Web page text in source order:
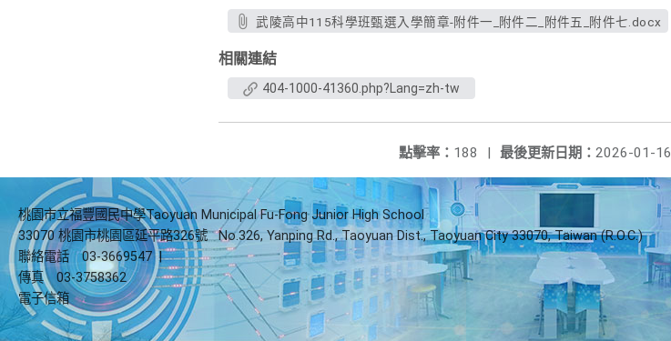
武陵高中115科學班甄選入學簡章-附件一_附件二_附件五_附件七.docx
相關連結
404-1000-41360.php?Lang=zh-tw
最後更新日期： 2026-01-16
點擊率： 188 |
桃園市立福豐國民中學Taoyuan Municipal Fu-Fong Junior High School
33070 桃園市桃園區延平路326號
No.326, Yanping Rd., Taoyuan Dist., Taoyuan City 33070, Taiwan (R.O.C.)
聯絡電話
03-3669547 |
傳真
03-3758362
電子信箱